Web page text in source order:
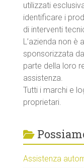
utilizzati
identificare i
di interventi
L’azienda non è
sponsorizzata
parte della loro
assistenza.
Tutti i marchi e
proprietari.
Assistenza